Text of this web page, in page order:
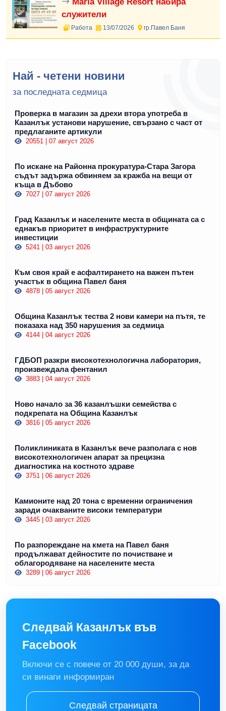
служители
Работа 13/07/2026 гр.Павел Баня
Най - четени новини
за последната седмица
Проверка в магазин за дрехи втора употреба в
Казанлък установи нарушение, свързано с част от
предлаганите артикули
20551 | 07 август 2026
По искане на Районна прокуратура-Стара Загора
съдът задържа обвиняем за кражба на вещи от
къща в Дъбово
7027 | 07 август 2026
Град Казанлък и населените места в общината са с
еднакъв приоритет в инфраструктурните
инвестиции
5241 | 03 август 2026
Към своя край е асфалтирането на важен пътен
участък в община Павел баня
4878 | 05 август 2026
Община Казанлък тества 2 нови камери на пътя, те
показаха над 350 нарушения за седмица
4144 | 04 август 2026
ГДБОП разкри високотехнологична лаборатория,
произвеждала фентанил
3883 | 04 август 2026
Ново начало за 36 казанлъшки семейства с
подкрепата на Община Казанлък
3816 | 05 август 2026
Поликлиниката в Казанлък вече разполага с нов
високотехнологичен апарат за прецизна
диагностика на костното здраве
3751 | 06 август 2026
Камионите над 20 тона с временни ограничения
заради очакваните високи температури
3445 | 03 август 2026
По разпореждане на кмета на Павел баня
продължават дейностите по почистване и
облагородяване на населените места
3289 | 06 август 2026
Следвай Казанлък във
Facebook
Включи се с повече от 20 000 души, за да
си винаги информиран
Следвай страницата